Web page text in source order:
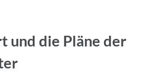
und die Pläne der